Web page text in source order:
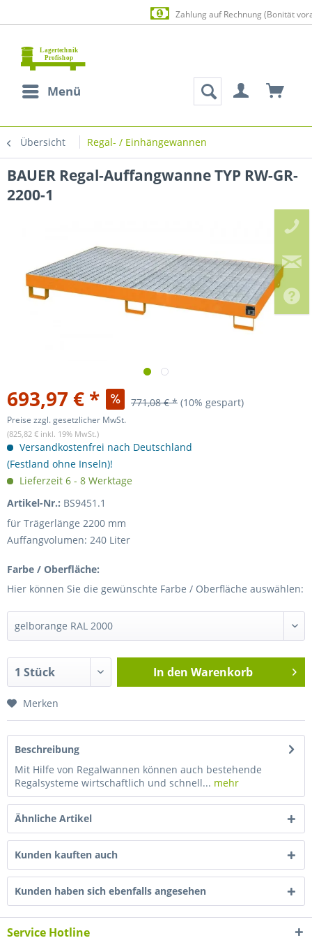
Zahlung auf Rechnung (Bonität
Menü
Übersicht Regal- / Einhängewannen
BAUER Regal-Auffangwanne TYP RW-GR-
2200-1
693,97 € * 771,08 € * (10% gespart)
Preise zzgl. gesetzlicher MwSt.
(825,82 € inkl. 19% MwSt.)
Versandkostenfrei nach Deutschland
(Festland ohne Inseln)!
Lieferzeit 6 - 8 Werktage
Artikel-Nr.: BS9451.1
für Trägerlänge 2200 mm
Auffangvolumen: 240 Liter
Farbe / Oberfläche:
Hier können Sie die gewünschte Farbe / Oberfläche auswählen:
In den Warenkorb
Merken
Beschreibung
Mit Hilfe von Regalwannen können auch bestehende
Regalsysteme wirtschaftlich und schnell... mehr
Ähnliche Artikel
Kunden kauften auch
Kunden haben sich ebenfalls angesehen
Service Hotline